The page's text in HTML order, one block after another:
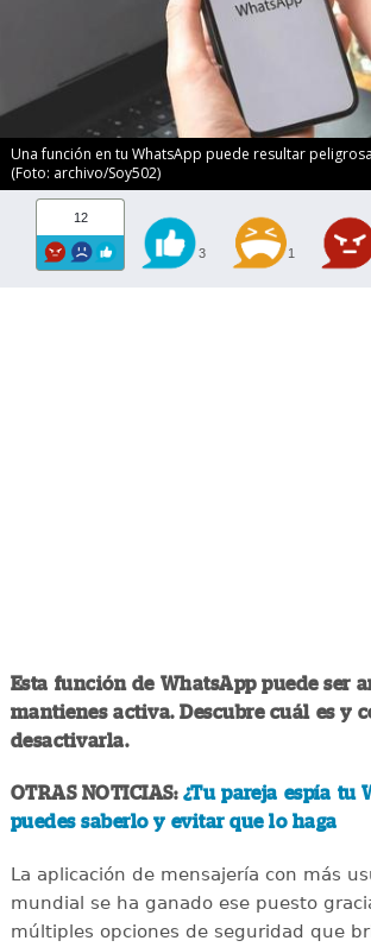
Una función en tu WhatsApp puede resultar
(Foto: archivo/Soy502)
12
3 1
Esta función de WhatsApp puede ser
mantienes activa. Descubre cuál es y
desactivarla.
OTRAS NOTICIAS: ¿Tu pareja espía tu
puedes saberlo y evitar que lo haga
La aplicación de mensajería con más
mundial se ha ganado ese puesto
múltiples opciones de seguridad que